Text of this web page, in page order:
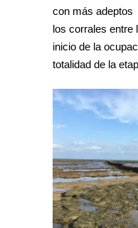
con más adeptos
los corrales entre
inicio de la
totalidad de la